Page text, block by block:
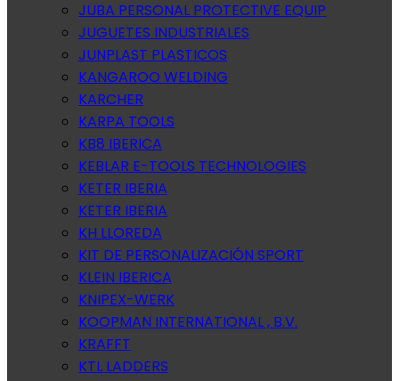
JUBA PERSONAL PROTECTIVE EQUIP
JUGUETES INDUSTRIALES
JUNPLAST PLASTICOS
KANGAROO WELDING
KARCHER
KARPA TOOLS
KB8 IBERICA
KEBLAR E-TOOLS TECHNOLOGIES
KETER IBERIA
KETER IBERIA
KH LLOREDA
KIT DE PERSONALIZACIÓN SPORT
KLEIN IBERICA
KNIPEX-WERK
KOOPMAN INTERNATIONAL , B.V.
KRAFFT
KTL LADDERS